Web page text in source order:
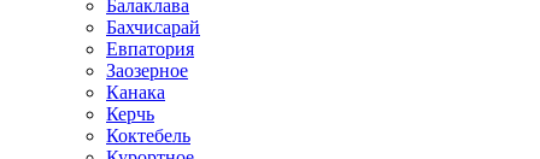
Балаклава
Бахчисарай
Евпатория
Заозерное
Канака
Керчь
Коктебель